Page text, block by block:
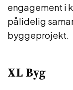
engagement i
pålidelig
byggeprojekt.
XL Byg